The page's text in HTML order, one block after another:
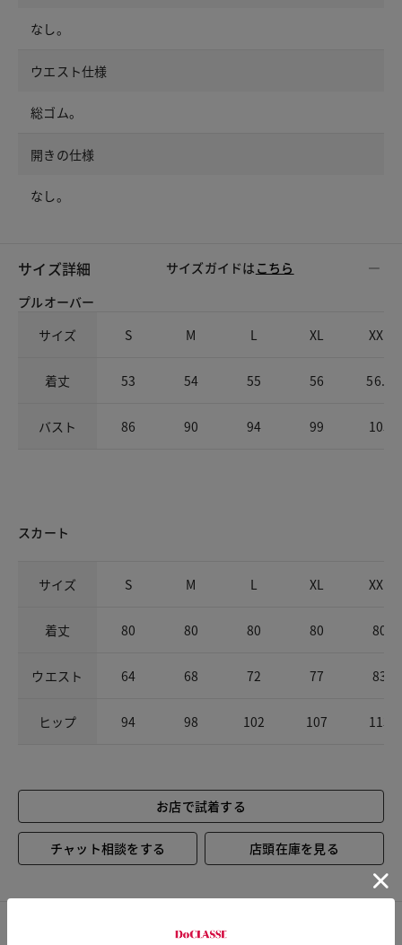
なし。
ウエスト仕様
総ゴム。
開きの仕様
なし。
サイズ詳細 サイズガイドは こちら
プルオーバー
サイズ
S M L XL XXL
着丈 53 54 55 56 56.5
バスト 86 90 94 99 105
スカート
サイズ S M L XL XXL
着丈 80 80 80 80 80
ウエスト 64 68 72 77 83
ヒップ 94 98 102 107 113
お店で試着する
チャット相談をする 店頭在庫を見る